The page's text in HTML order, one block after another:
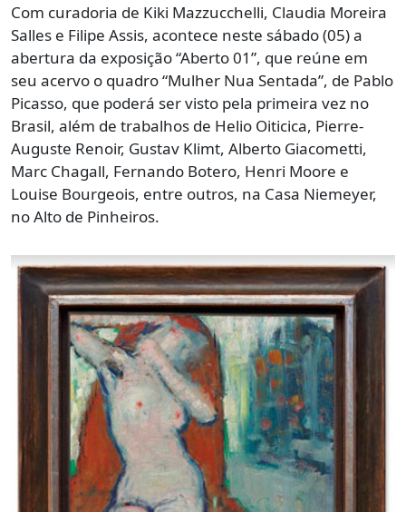
Com curadoria de Kiki Mazzucchelli, Claudia Moreira
Salles e Filipe Assis, acontece neste sábado (05) a
abertura da exposição “Aberto 01”, que reúne em
seu acervo o quadro “Mulher Nua Sentada”, de Pablo
Picasso, que poderá ser visto pela primeira vez no
Brasil, além de trabalhos de Helio Oiticica, Pierre-
Auguste Renoir, Gustav Klimt, Alberto Giacometti,
Marc Chagall, Fernando Botero, Henri Moore e
Louise Bourgeois, entre outros, na Casa Niemeyer,
no Alto de Pinheiros.